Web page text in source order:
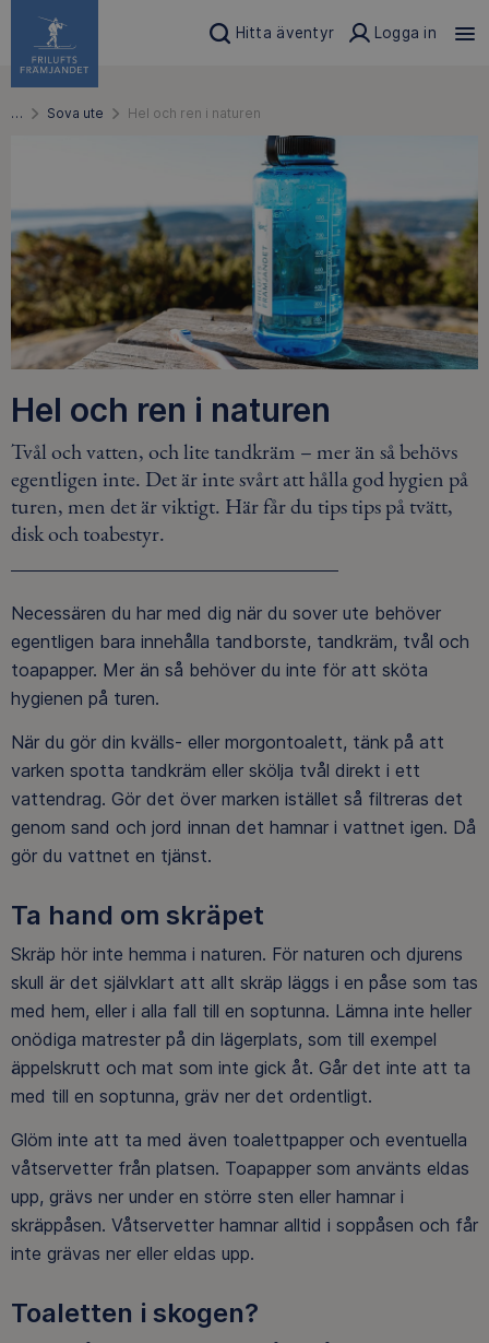
Hitta äventyr Logga in
… Sova ute Hel och ren i naturen
Hel och ren i naturen
Tvål och vatten, och lite tandkräm – mer än så behövs
egentligen inte. Det är inte svårt att hålla god hygien på
turen, men det är viktigt. Här får du tips tips på tvätt,
disk och toabestyr.
Necessären du har med dig när du sover ute behöver
egentligen bara innehålla tandborste, tandkräm, tvål och
toapapper. Mer än så behöver du inte för att sköta
hygienen på turen.
När du gör din kvälls- eller morgontoalett, tänk på att
varken spotta tandkräm eller skölja tvål direkt i ett
vattendrag. Gör det över marken istället så filtreras det
genom sand och jord innan det hamnar i vattnet igen. Då
gör du vattnet en tjänst.
Ta hand om skräpet
Skräp hör inte hemma i naturen. För naturen och djurens
skull är det självklart att allt skräp läggs i en påse som tas
med hem, eller i alla fall till en soptunna. Lämna inte heller
onödiga matrester på din lägerplats, som till exempel
äppelskrutt och mat som inte gick åt. Går det inte att ta
med till en soptunna, gräv ner det ordentligt.
Glöm inte att ta med även toalettpapper och eventuella
våtservetter från platsen. Toapapper som använts eldas
upp, grävs ner under en större sten eller hamnar i
skräppåsen. Våtservetter hamnar alltid i soppåsen och får
inte grävas ner eller eldas upp.
Toaletten i skogen?